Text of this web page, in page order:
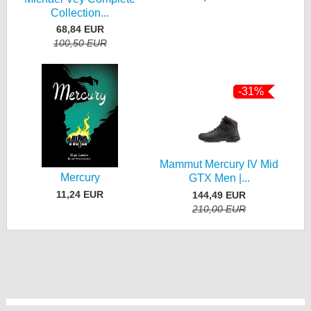
Collection...
68,84 EUR
100,50 EUR
Mercury
11,24 EUR
-31%
Mammut Mercury IV Mid
GTX Men |...
144,49 EUR
210,00 EUR